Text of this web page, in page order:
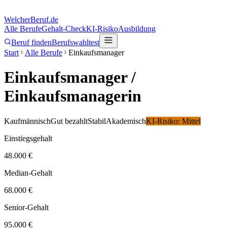
WelcherBeruf.de
Alle BerufeGehalt-CheckKI-RisikoAusbildung
Beruf findenBerufswahltest
Start
Alle Berufe Einkaufsmanager
Einkaufsmanager/
Einkaufsmanagerin
KaufmännischGut bezahltStabilAkademischKI-Risiko: Mittel
Einstiegsgehalt
48.000 €
Median-Gehalt
68.000 €
Senior-Gehalt
95.000 €